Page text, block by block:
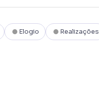
Elogio Realizações